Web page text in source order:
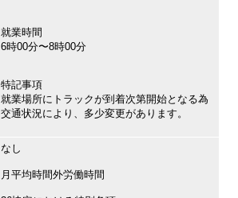
就業時間
6時00分〜8時00分
特記事項
就業場所にトラックが到着次第開始となる為
交通状況により、多少変更があります。
なし
月平均時間外労働時間